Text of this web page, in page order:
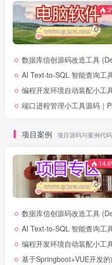
数据库信创源码改造工具
AI Text-to-SQL 智能查询工
编程开发环境自动装配小工
端口进程管理小工具源码｜
项目案例 项目源码与案例代码
数据库信创源码改造工具
AI Text-to-SQL 智能查询工
编程开发环境自动装配小工
基于Springboot+VUE开发